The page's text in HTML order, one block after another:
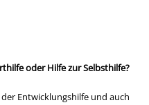
oder Hilfe zur Selbsthilfe?
Entwicklungshilfe und auch